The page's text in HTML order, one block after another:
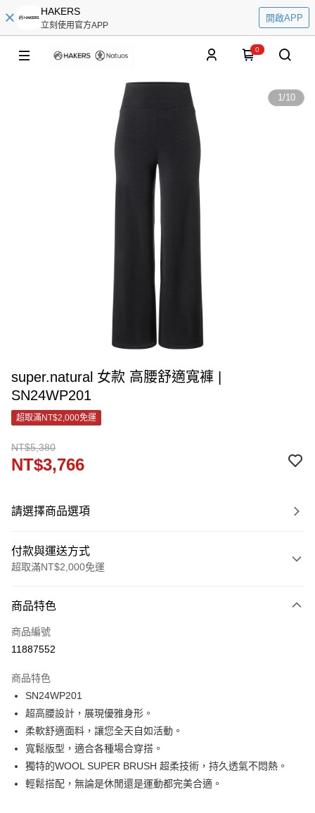
HAKERS
立刻使用官方APP
開啟APP
0
1/10
super.natural 女款 高腰舒適寬褲 |
SN24WP201
超取滿NT$2,000免運
NT$5,380
NT$3,766
請選擇商品選項
付款與運送方式
超取滿NT$2,000免運
信用卡一次付款
LINE Pay
街口支付
悠遊付
ATM付款
運送方式
商品特色
商品編號
11887552
商品特色
SN24WP201
超高腰設計，展現優雅身形。
柔軟舒適面料，讓您全天自如活動。
寬鬆版型，適合各種場合穿搭。
獨特的WOOL SUPER BRUSH 超柔技術，持久透氣不悶熱。
輕鬆搭配，無論是休閒還是運動都完美合適。